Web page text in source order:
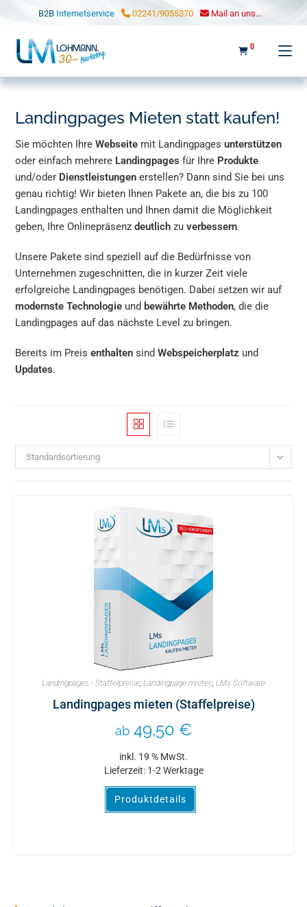
LOHMANN MARKETING
B2B Internetservice 02241/9055370 Mail an uns...
0
Landingpages Mieten statt kaufen!
Sie möchten IhreWebseite mit Landingpagesunterstützen
oder einfach mehrere Landingpages für Ihre Produkte
und/oder Dienstleistungen erstellen? Dann sind Sie bei uns
genau richtig! Wir bieten Ihnen Pakete an, die bis zu 100
Landingpages enthalten und Ihnen damit die Möglichkeit
geben, Ihre Onlinepräsenzdeutlich zuverbessern.
Unsere Pakete sind speziell auf die Bedürfnisse von
Unternehmen zugeschnitten, die in kurzer Zeit viele
erfolgreiche Landingpages benötigen. Dabei setzen wir auf
modernste Technologie und bewährte Methoden, die die
Landingpages auf das nächste Level zu bringen.
Bereits im Preisenthalten sindWebspeicherplatz und
Updates.
Standardsortierung
Landingpages - Staffelpreise, Landingpage mieten, LMs Software
Landingpages mieten (Staffelpreise)
ab 49,50 €
inkl. 19 % MwSt.
Lieferzeit: 1-2 Werktage
Produktdetails